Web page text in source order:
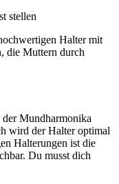
Halter mit
die Muttern durch
Mundharmonika
wird der Halter optimal
Halterungen ist die
Du musst dich